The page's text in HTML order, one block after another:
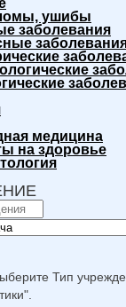
ушибы
заболевания
медицина
на здоровье
Тип